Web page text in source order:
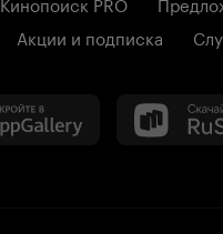
Акции и подписка